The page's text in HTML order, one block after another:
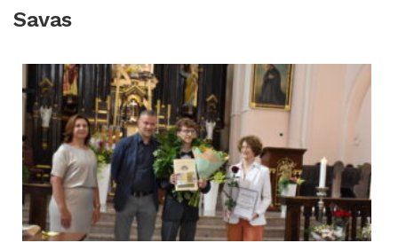
Savas